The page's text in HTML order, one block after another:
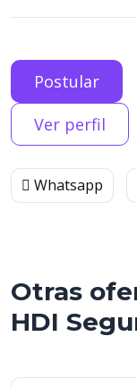
Postular
Ver perfil
Whatsapp
Otras
HDI